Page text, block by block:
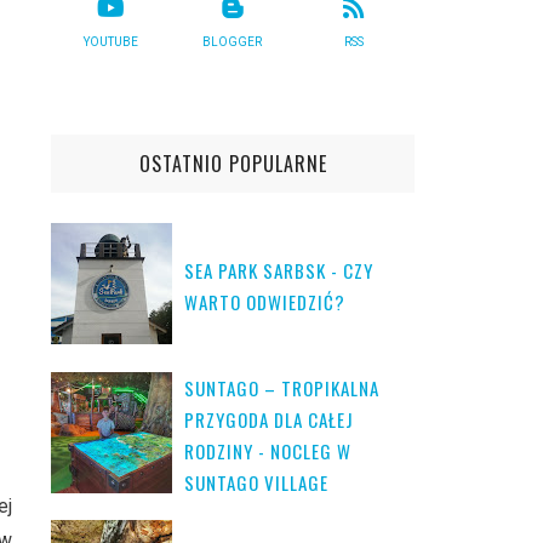
YOUTUBE BLOGGER RSS
OSTATNIO POPULARNE
SEA PARK SARBSK - CZY
WARTO ODWIEDZIĆ?
SUNTAGO – TROPIKALNA
PRZYGODA DLA CAŁEJ
RODZINY - NOCLEG W
SUNTAGO VILLAGE